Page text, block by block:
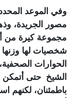
وفي الموعد
مصور الجريدة،
مجموعة كيرة من
شخصيات لها وزنها
الحوارات
الشيخ حتى أتمكن
باطمئنان، لكنهم